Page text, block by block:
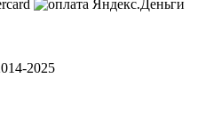
2025